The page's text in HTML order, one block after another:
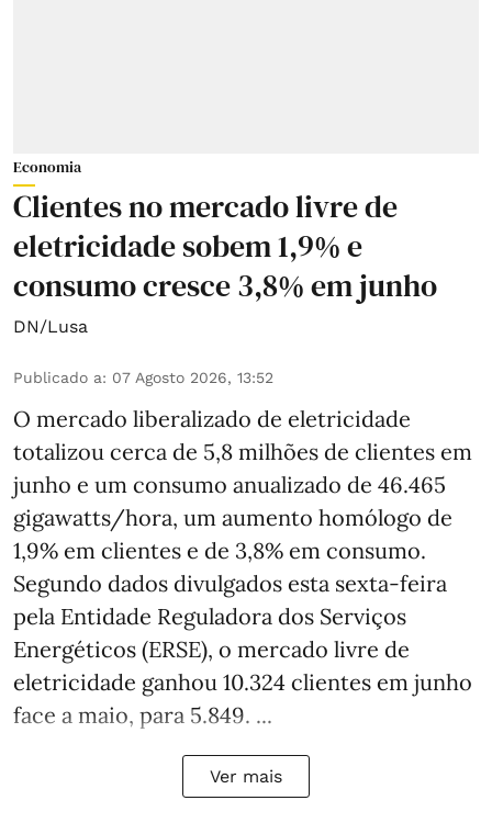
Economia
Clientes no mercado livre de
eletricidade sobem 1,9% e
consumo cresce 3,8% em junho
DN/Lusa
Publicado a: 07 Agosto 2026, 13:52
O mercado liberalizado de eletricidade
totalizou cerca de 5,8 milhões de clientes em
junho e um consumo anualizado de 46.465
gigawatts/hora, um aumento homólogo de
1,9% em clientes e de 3,8% em consumo.
Segundo dados divulgados esta sexta-feira
pela Entidade Reguladora dos Serviços
Energéticos (ERSE), o mercado livre de
eletricidade ganhou 10.324 clientes em junho
face a maio, para 5.849. ...
Ver mais